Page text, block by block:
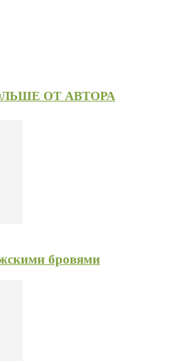
ОТ АВТОРА
бровями